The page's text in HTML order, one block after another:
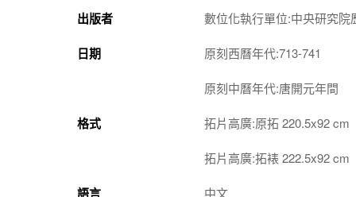
出版者 數位化執行單位:中央研究院
日期 原刻西曆年代:713-741
原刻中曆年代:唐開元年間
格式 拓片高廣:原拓 220.5x92 cm
拓片高廣:拓裱 222.5x92 cm
語言 中文